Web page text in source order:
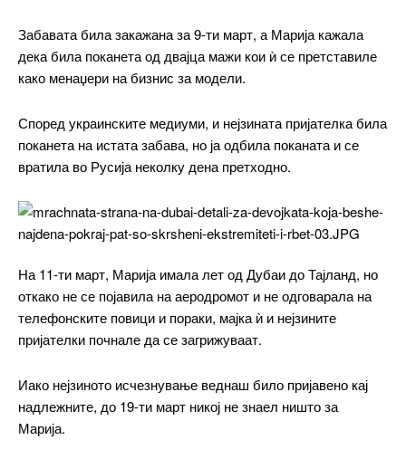
Забавата била закажана за 9-ти март, а Марија кажала
дека била поканета од двајца мажи кои ѝ се претставиле
како менаџери на бизнис за модели.
Според украинските медиуми, и нејзината пријателка била
поканета на истата забава, но ја одбила поканата и се
вратила во Русија неколку дена претходно.
На 11-ти март, Марија имала лет од Дубаи до Тајланд, но
откако не се појавила на аеродромот и не одговарала на
телефонските повици и пораки, мајка ѝ и нејзините
пријателки почнале да се загрижуваат.
Иако нејзиното исчезнување веднаш било пријавено кај
надлежните, до 19-ти март никој не знаел ништо за
Марија.